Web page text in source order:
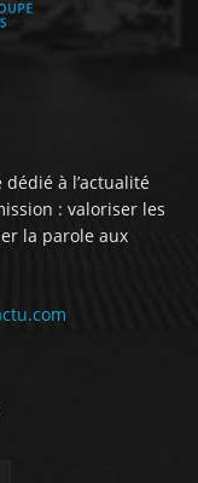
à l’actualité
: valoriser les
la parole aux